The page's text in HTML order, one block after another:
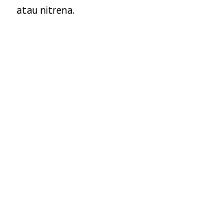
SINTESIS ORGANIK
atau nitrena.